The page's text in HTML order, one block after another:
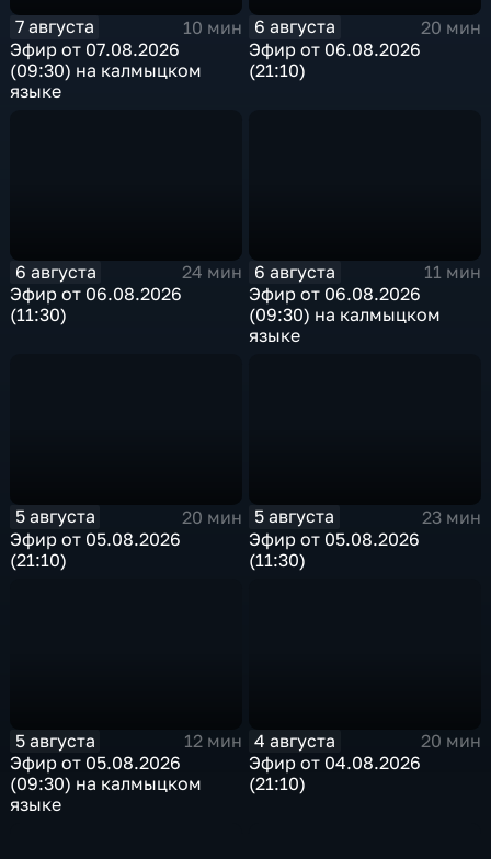
7 августа
10 мин
Эфир от 07.08.2026
(09:30) на калмыцком
языке
6 августа
20 мин
Эфир от 06.08.2026
(21:10)
6 августа
24 мин
Эфир от 06.08.2026
(11:30)
6 августа
11 мин
Эфир от 06.08.2026
(09:30) на калмыцком
языке
5 августа
20 мин
Эфир от 05.08.2026
(21:10)
5 августа
23 мин
Эфир от 05.08.2026
(11:30)
5 августа
12 мин
Эфир от 05.08.2026
(09:30) на калмыцком
языке
4 августа
20 мин
Эфир от 04.08.2026
(21:10)